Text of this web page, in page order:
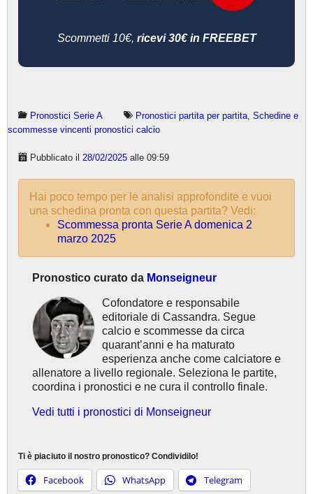
Scommetti 10€, ricevi 30€ in FREEBET
Pronostici Serie A Pronostici partita per partita Schedine e
scommesse vincenti pronostici calcio
Pubblicato il 28/02/2025 alle 09:59
Hai poco tempo per le analisi approfondite e vuoi
una schedina pronta con questa partita? Vedi:
Scommessa pronta Serie A domenica 2
marzo 2025
Pronostico curato da Monseigneur
Cofondatore e responsabile
editoriale di Cassandra. Segue
calcio e scommesse da circa
quarant’anni e ha maturato
esperienza anche come calciatore e
allenatore a livello regionale. Seleziona le partite,
coordina i pronostici e ne cura il controllo finale.
Vedi tutti i pronostici di Monseigneur
Ti è piaciuto il nostro pronostico? Condividilo!
Facebook WhatsApp Telegram